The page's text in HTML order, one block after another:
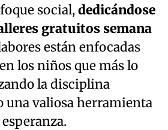
social,dedicándose
gratuitos semana
están enfocadas
los niños que más lo
la disciplina
una valiosa herramienta